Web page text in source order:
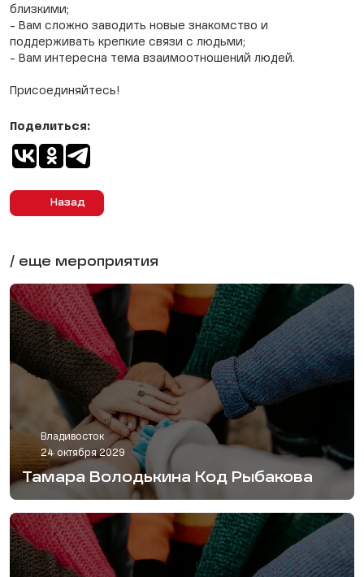
близкими;
- Вам сложно заводить новые знакомство и
поддерживать крепкие связи с людьми;
- Вам интересна тема взаимоотношений людей.
Присоединяйтесь!
Назад
Поделиться:
/ еще мероприятия
Владивосток
24 октября 2029
Тамара Володькина Код Рыбакова